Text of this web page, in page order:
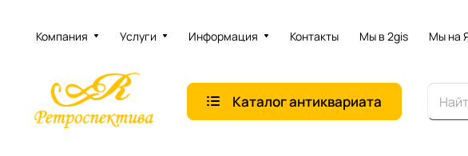
Компания Услуги Информация Контакты Мы в 2gis Мы на
Каталог антиквариата